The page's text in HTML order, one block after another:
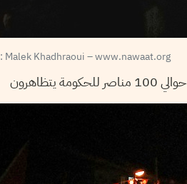
Malek Khadhraoui – www.nawaat.org
حوالي 100 مناصر للحكومة يتظاهرون